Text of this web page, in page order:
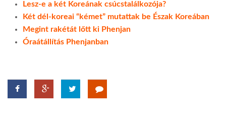
Lesz-e a két Koreának csúcstalálkozója?
Két dél-koreai “kémet” mutattak be Észak Koreában
Megint rakétát lőtt ki Phenjan
Óraátállítás Phenjanban